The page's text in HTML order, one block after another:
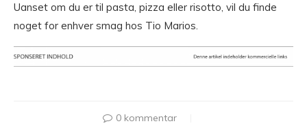
Uanset om du er til pasta, pizza eller risotto, vil du finde
noget for enhver smag hos Tio Marios.
0 kommentar